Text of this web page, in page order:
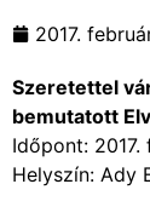
2017.
Szeretettel
bemutatott
Időpont: 2017.
Helyszín: Ady